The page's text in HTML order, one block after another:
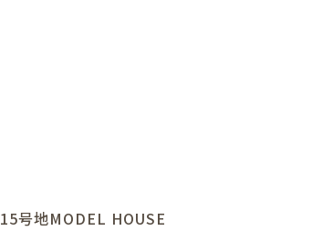
15号地MODEL HOUSE